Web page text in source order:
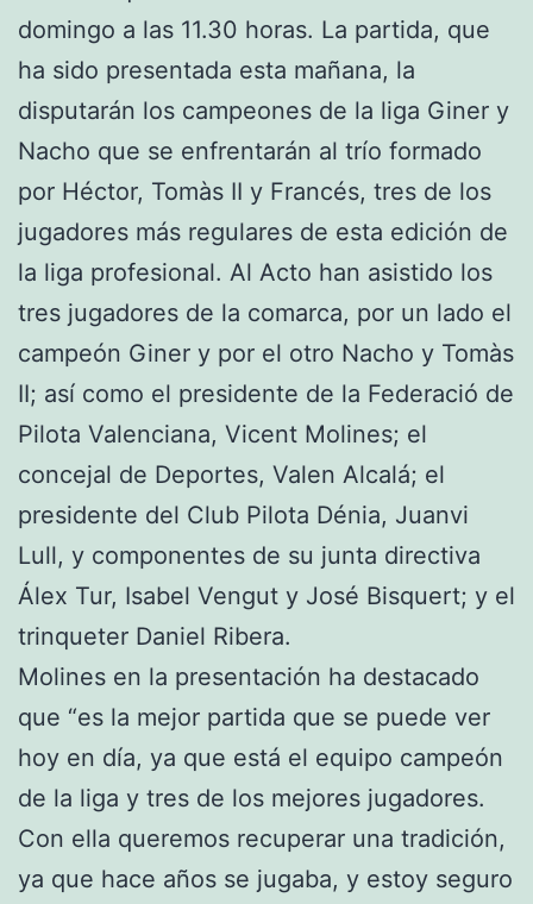
domingo a las 11.30 horas. La partida, que
ha sido presentada esta mañana, la
disputarán los campeones de la liga Giner y
Nacho que se enfrentarán al trío formado
por Héctor, Tomàs II y Francés, tres de los
jugadores más regulares de esta edición de
la liga profesional. Al Acto han asistido los
tres jugadores de la comarca, por un lado el
campeón Giner y por el otro Nacho y Tomàs
II; así como el presidente de la Federació de
Pilota Valenciana, Vicent Molines; el
concejal de Deportes, Valen Alcalá; el
presidente del Club Pilota Dénia, Juanvi
Lull, y componentes de su junta directiva
Álex Tur, Isabel Vengut y José Bisquert; y el
trinqueter Daniel Ribera.
Molines en la presentación ha destacado
que “es la mejor partida que se puede ver
hoy en día, ya que está el equipo campeón
de la liga y tres de los mejores jugadores.
Con ella queremos recuperar una tradición,
ya que hace años se jugaba, y estoy seguro